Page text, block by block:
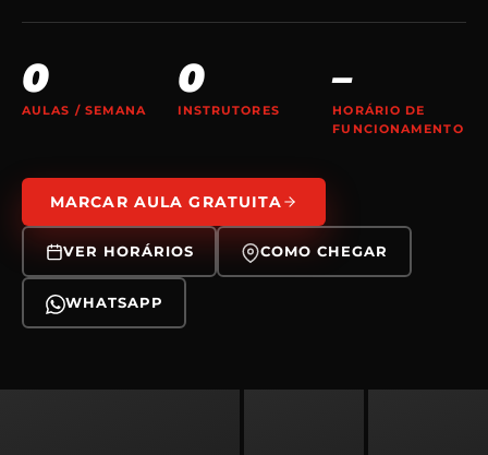
0
AULAS / SEMANA
0
INSTRUTORES
–
HORÁRIO DE
FUNCIONAMENTO
MARCAR AULA GRATUITA
VER HORÁRIOS COMO CHEGAR
WHATSAPP